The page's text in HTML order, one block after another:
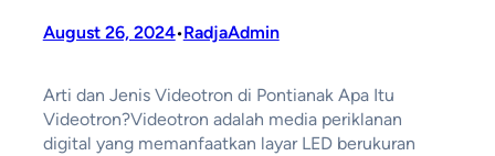
August 26, 2024•RadjaAdmin
Arti dan Jenis Videotron di Pontianak Apa Itu
Videotron?Videotron adalah media periklanan
digital yang memanfaatkan layar LED berukuran